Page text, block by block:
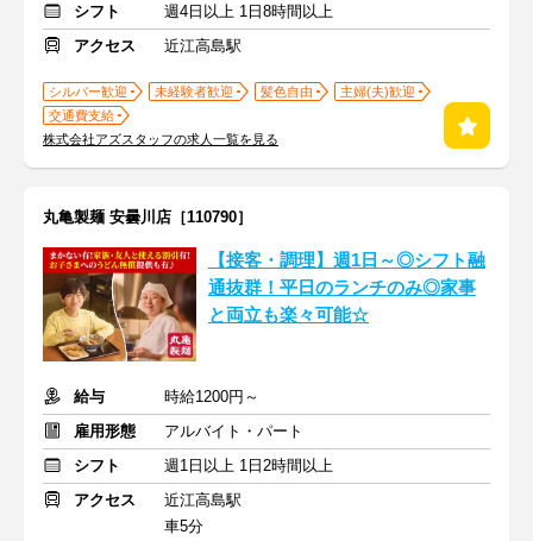
シフト
週4日以上 1日8時間以上
アクセス
近江高島駅
シルバー歓迎 未経験者歓迎 髪色自由
主婦(夫)歓迎
交通費支給
株式会社アズスタッフの求人一覧を見る
丸亀製麺 安曇川店［110790］
【接客・調理】週1日～◎シフト融
通抜群！平日のランチのみ◎家事
と両立も楽々可能☆
給与
時給1200円～
雇用形態
アルバイト・パート
シフト
週1日以上 1日2時間以上
アクセス
近江高島駅
車5分